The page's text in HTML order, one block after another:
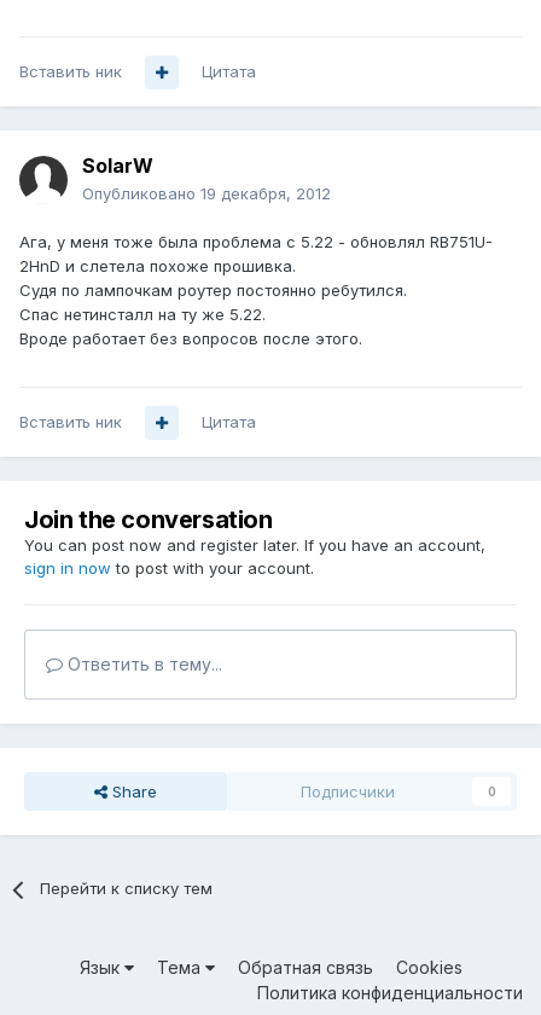
Вставить ник Цитата
SolarW
Опубликовано 19 декабря, 2012
Ага, у меня тоже была проблема с 5.22 - обновлял RB751U-
2HnD и слетела похоже прошивка.
Судя по лампочкам роутер постоянно ребутился.
Спас нетинсталл на ту же 5.22.
Вроде работает без вопросов после этого.
Вставить ник Цитата
Join the conversation
You can post now and register later. If you have an account,
sign in now to post with your account.
Ответить в тему...
Share Подписчики 0
Перейти к списку тем
Язык Тема Обратная связь
Cookies
Политика конфиденциальности